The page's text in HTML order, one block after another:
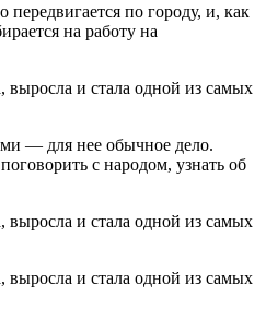
передвигается по городу, и, как
на работу на
— для нее обычное дело.
с народом, узнать об